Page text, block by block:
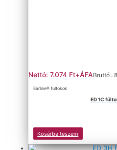
Nettó: 7.074 Ft+ÁFABruttó :
Earline® fültokok
ED 1C
Kosárba teszem